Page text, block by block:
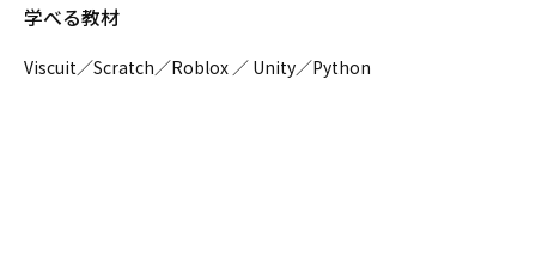
学べる教材
Viscuit／Scratch／Roblox ／ Unity／Python